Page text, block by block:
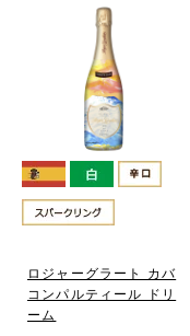
ロジャーグラート カバ
コンパルティール ドリ
ーム